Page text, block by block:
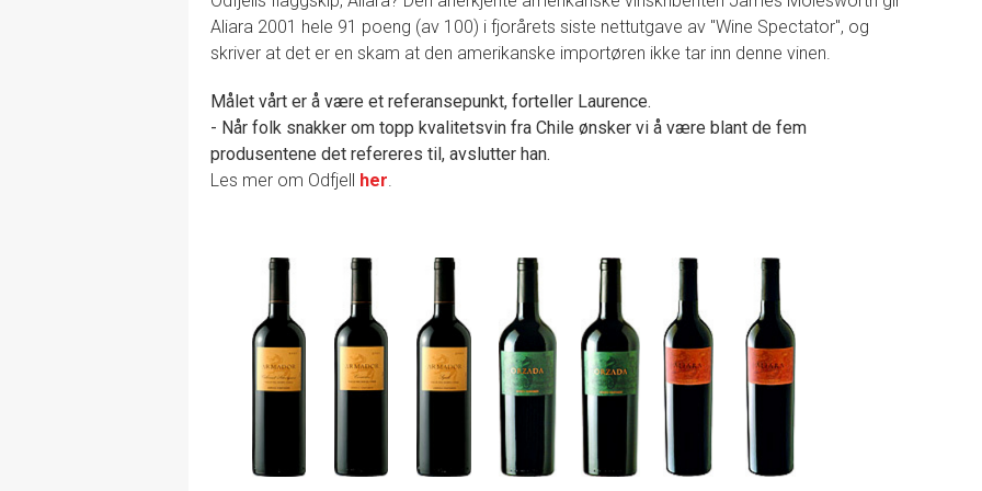
Aliara 2001 hele 91 poeng (av 100) i fjorårets siste nettutgave av "Wine Spectator", og
skriver at det er en skam at den amerikanske importøren ikke tar inn denne vinen.
Målet vårt er å være et referansepunkt, forteller Laurence.
- Når folk snakker om topp kvalitetsvin fra Chile ønsker vi å være blant de fem
produsentene det refereres til, avslutter han.
Les mer om Odfjell her.